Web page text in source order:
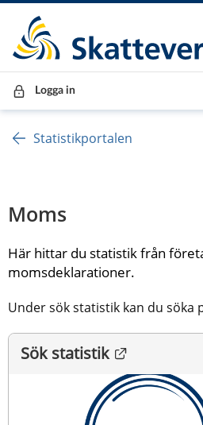
Till innehåll
Till navigationen
Till chattrobot
Logga in
Statistikportalen
Moms
Här hittar du statistik från
momsdeklarationer.
Under sök statistik kan du söka
Sök statistik Länk till